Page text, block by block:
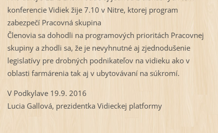
konferencie Vidiek žije 7.10 v Nitre, ktorej program
zabezpečí Pracovná skupina
Členovia sa dohodli na programových prioritách Pracovnej
skupiny a zhodli sa, že je nevyhnutné aj zjednodušenie
legislatívy pre drobných podnikateľov na vidieku ako v
oblasti farmárenia tak aj v ubytovávaní na súkromí.
V Podkylave 19.9. 2016
Lucia Gallová, prezidentka Vidieckej platformy